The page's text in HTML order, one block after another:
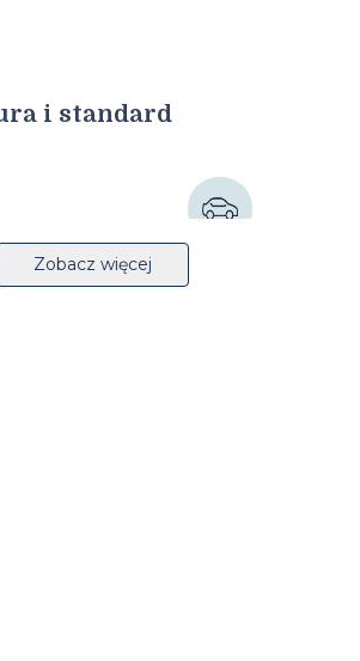
i standard
Autostrada 7km
2km
Zobacz więcej